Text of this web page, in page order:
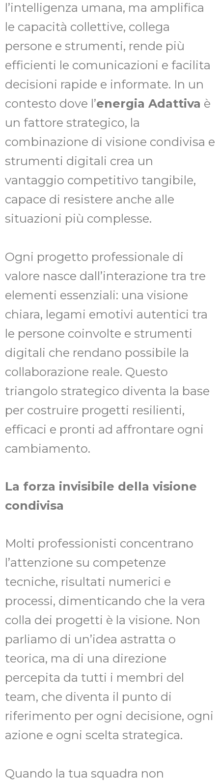
l’intelligenza umana, ma amplifica
le capacità collettive, collega
persone e strumenti, rende più
efficienti le comunicazioni e facilita
decisioni rapide e informate. In un
contesto dove l’energia Adattiva è
un fattore strategico, la
combinazione di visione condivisa e
strumenti digitali crea un
vantaggio competitivo tangibile,
capace di resistere anche alle
situazioni più complesse.
Ogni progetto professionale di
valore nasce dall’interazione tra tre
elementi essenziali: una visione
chiara, legami emotivi autentici tra
le persone coinvolte e strumenti
digitali che rendano possibile la
collaborazione reale. Questo
triangolo strategico diventa la base
per costruire progetti resilienti,
efficaci e pronti ad affrontare ogni
cambiamento.
La forza invisibile della visione
condivisa
Molti professionisti concentrano
l’attenzione su competenze
tecniche, risultati numerici e
processi, dimenticando che la vera
colla dei progetti è la visione. Non
parliamo di un’idea astratta o
teorica, ma di una direzione
percepita da tutti i membri del
team, che diventa il punto di
riferimento per ogni decisione, ogni
azione e ogni scelta strategica.
Quando la tua squadra non